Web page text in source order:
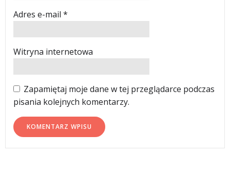
Adres e-mail *
Witryna internetowa
Zapamiętaj moje dane w tej przeglądarce podczas
pisania kolejnych komentarzy.